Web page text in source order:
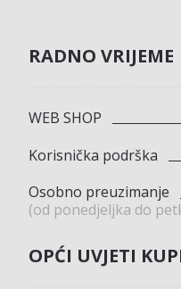
RADNO VRIJEME
WEB SHOP
Korisnička podrška
Osobno preuzimanje
(od ponedjeljka do
OPĆI UVJETI